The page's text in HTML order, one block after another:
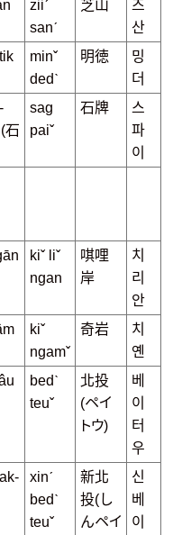
ziiˊ
sanˊ
芝山
즈
산
minˇ
dedˋ
明徳
밍
더
石
sag
paiˇ
石牌
스
파
이
kiˇ liˇ
ngan
唭哩
岸
치
리
안
kiˇ
ngamˇ
奇岩
치
옌
bedˋ
teuˇ
北投
(ペイ
トウ)
베
이
터
우
xinˊ
bedˋ
teuˇ
新北
投(し
んペイ
신
베
이